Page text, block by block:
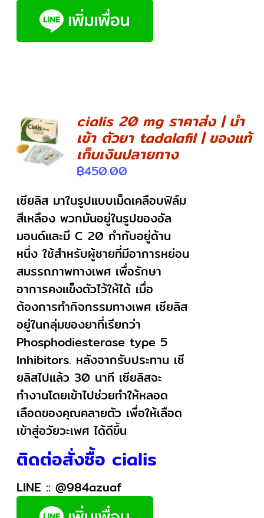
DETAILS
cialis 20 mg ราคาส่ง | นำ
เข้า ตัวยา tadalafil | ของแท้
เก็บเงินปลายทาง
฿450.00
เซียลิส มาในรูปแบบเม็ดเคลือบฟิล์ม
สีเหลือง พวกมันอยู่ในรูปของอัล
มอนด์และมี C 20 กำกับอยู่ด้าน
หนึ่ง ใช้สำหรับผู้ชายที่มีอาการหย่อน
สมรรถภาพทางเพศ เพื่อรักษา
อาการคงแข็งตัวไว้ให้ได้ เมื่อ
ต้องการทำกิจกรรมทางเพศ เซียลิส
อยู่ในกลุ่มของยาที่เรียกว่า
Phosphodiesterase type 5
Inhibitors. หลังจากรับประทาน เซี
ยลิสไปแล้ว 30 นาที เซียลิสจะ
ทำงานโดยเข้าไปช่วยทำให้หลอด
เลือดของคุณคลายตัว เพื่อให้เลือด
เข้าสู่อวัยวะเพศ ได้ดีขึ้น
ติดต่อสั่งซื้อ cialis
LINE ::@984azuaf